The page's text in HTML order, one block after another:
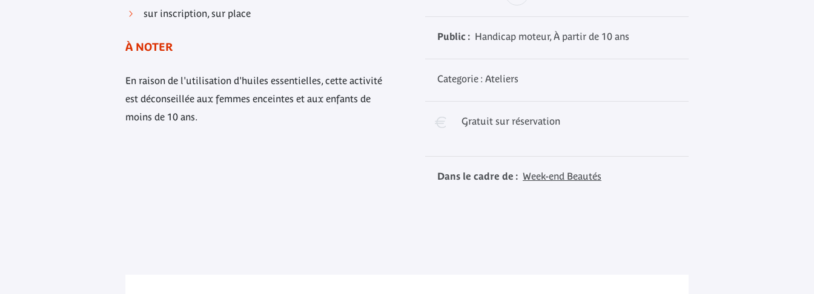
sur inscription, sur place
À NOTER
En raison de l'utilisation d'huiles essentielles, cette activité
est déconseillée aux femmes enceintes et aux enfants de
moins de 10 ans.
Public : Handicap moteur, À partir de 10 ans
Categorie : Ateliers
Gratuit sur réservation
Dans le cadre de : Week-end Beautés